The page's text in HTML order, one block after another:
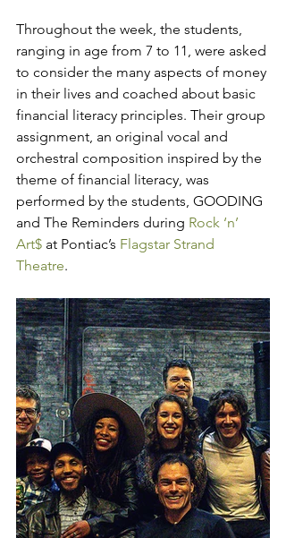
Throughout the week, the students,
ranging in age from 7 to 11, were asked
to consider the many aspects of money
in their lives and coached about basic
financial literacy principles. Their group
assignment, an original vocal and
orchestral composition inspired by the
theme of financial literacy, was
performed by the students, GOODING
and The Reminders during Rock ‘n’
Art$ at Pontiac’s Flagstar Strand
Theatre.